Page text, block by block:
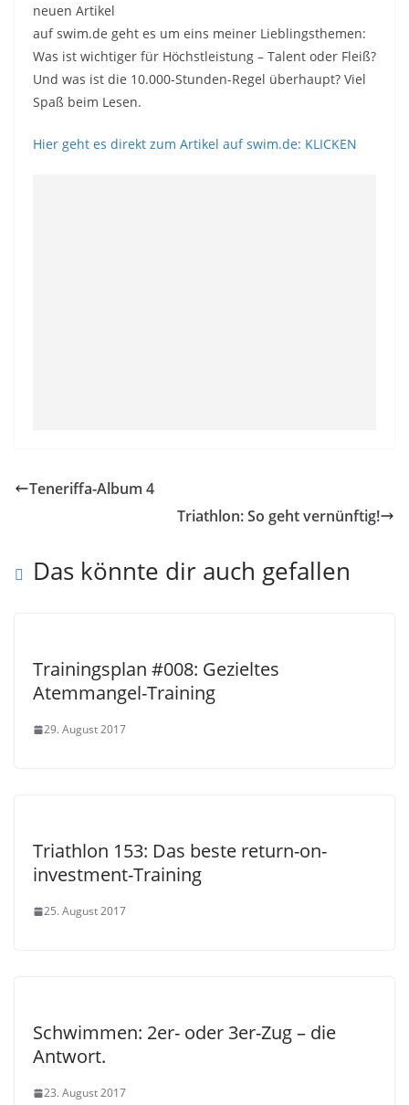
neuen Artikel
auf swim.de geht es um eins meiner Lieblingsthemen:
Was ist wichtiger für Höchstleistung – Talent oder Fleiß?
Und was ist die 10.000-Stunden-Regel überhaupt? Viel
Spaß beim Lesen.
Hier geht es direkt zum Artikel auf swim.de: KLICKEN
Teneriffa-Album 4
Triathlon: So geht vernünftig!
Das könnte dir auch gefallen
Trainingsplan #008: Gezieltes
Atemmangel-Training
29. August 2017
Triathlon 153: Das beste return-on-
investment-Training
25. August 2017
Schwimmen: 2er- oder 3er-Zug – die
Antwort.
23. August 2017